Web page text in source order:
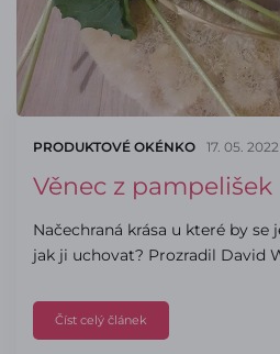
PRODUKTOVÉ OKÉNKO 17. 05. 2022
Věnec z pampelišek
Načechraná krása u které by se
jak ji uchovat? Prozradil David
Číst celý článek